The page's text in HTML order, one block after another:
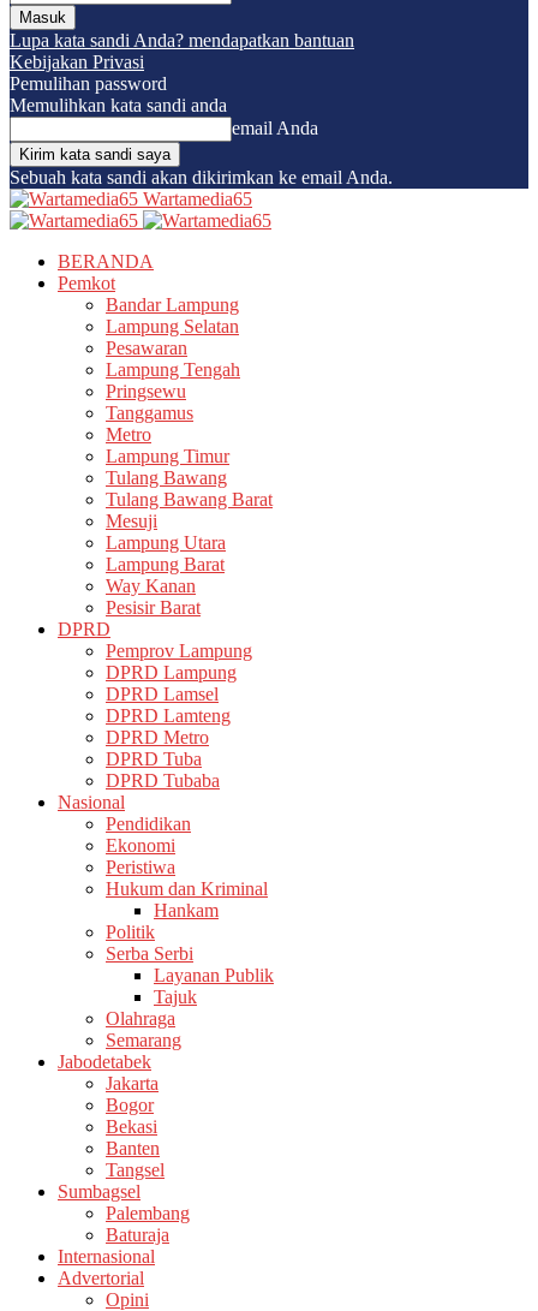
Lupa kata sandi Anda? mendapatkan bantuan
Kebijakan Privasi
Pemulihan password
Memulihkan kata sandi anda
email Anda
Sebuah kata sandi akan dikirimkan ke email Anda.
Wartamedia65
BERANDA
Pemkot
Bandar Lampung
Lampung Selatan
Pesawaran
Lampung Tengah
Pringsewu
Tanggamus
Metro
Lampung Timur
Tulang Bawang
Tulang Bawang Barat
Mesuji
Lampung Utara
Lampung Barat
Way Kanan
Pesisir Barat
DPRD
Pemprov Lampung
DPRD Lampung
DPRD Lamsel
DPRD Lamteng
DPRD Metro
DPRD Tuba
DPRD Tubaba
Nasional
Pendidikan
Ekonomi
Peristiwa
Hukum dan Kriminal
Hankam
Politik
Serba Serbi
Layanan Publik
Tajuk
Olahraga
Semarang
Jabodetabek
Jakarta
Bogor
Bekasi
Banten
Tangsel
Sumbagsel
Palembang
Baturaja
Internasional
Advertorial
Opini